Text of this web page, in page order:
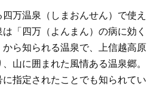
万温泉（しまおんせん）で使え
「四万（よんまん）の病に効く
ら知られる温泉で、上信越高原
山に囲まれた風情ある温泉郷。
指定されたことでも知られてい